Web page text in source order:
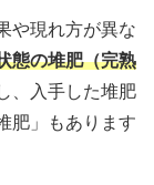
や現れ方が異な
態の堆肥（完熟
、入手した堆肥
肥」もあります